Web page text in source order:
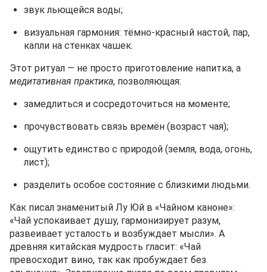
звук льющейся воды;
визуальная гармония: тёмно‑красный настой, пар,
капли на стенках чашек.
Этот ритуал — не просто приготовление напитка, а
медитативная практика, позволяющая:
замедлиться и сосредоточиться на моменте;
прочувствовать связь времён (возраст чая);
ощутить единство с природой (земля, вода, огонь,
лист);
разделить особое состояние с близкими людьми.
Как писал знаменитый Лу Юй в «Чайном каноне»:
«Чай успокаивает душу, гармонизирует разум,
развеивает усталость и возбуждает мысли». А
древняя китайская мудрость гласит: «Чай
превосходит вино, так как пробуждает без